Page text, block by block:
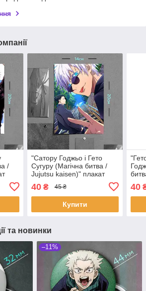
/
"Сатору Годжьо і Гето
Сугуру (Магічна битва /
Jujutsu kaisen)" плакат
(14х20см)
40₴ 45 ₴
Купити
А5
40
та новинки
–11%